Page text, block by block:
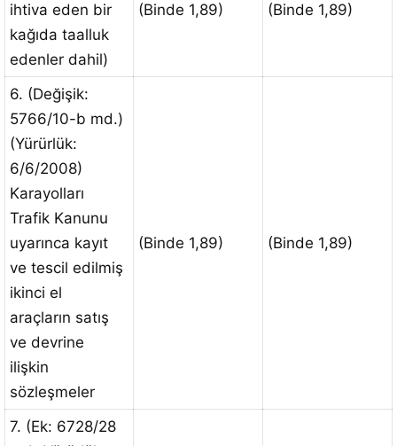
ihtiva eden bir
kağıda taalluk
edenler dahil)
(Binde 1,89) (Binde 1,89)
6. (Değişik:
5766/10-b md.)
(Yürürlük:
6/6/2008)
Karayolları
Trafik Kanunu
uyarınca kayıt
ve tescil edilmiş
ikinci el
araçların satış
ve devrine
ilişkin
sözleşmeler
(Binde 1,89) (Binde 1,89)
7. (Ek: 6728/28